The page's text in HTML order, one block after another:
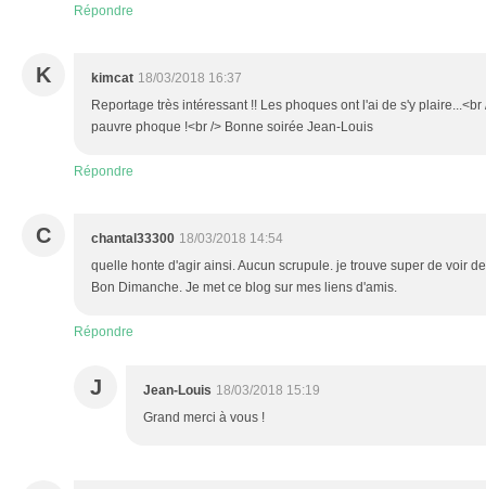
Répondre
K kimcat 18/03/2018 16:37
Reportage très intéressant !! Les phoques ont l'ai de s'y
pauvre phoque !<br /> Bonne soirée Jean-Louis
Répondre
C chantal33300 18/03/2018 14:54
quelle honte d'agir ainsi. Aucun scrupule. je trouve super de voir
Bon Dimanche. Je met ce blog sur mes liens d'amis.
Répondre
J Jean-Louis 18/03/2018 15:19
Grand merci à vous !